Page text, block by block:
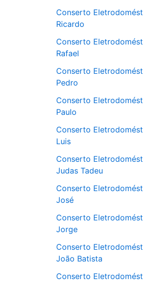
Conserto
Ricardo
Conserto
Rafael
Conserto
Pedro
Conserto
Paulo
Conserto
Luis
Conserto
Judas Tadeu
Conserto
José
Conserto
Jorge
Conserto
João Batista
Conserto